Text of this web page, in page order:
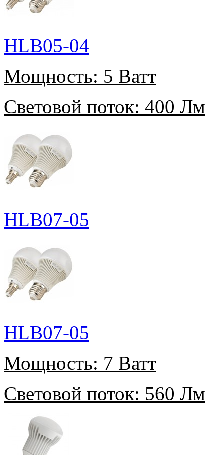
HLB05-04
Мощность: 5 Ватт
Световой поток: 400 Лм
HLB07-05
HLB07-05
Мощность: 7 Ватт
Световой поток: 560 Лм